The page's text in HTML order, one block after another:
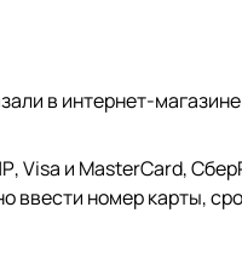
в интернет-
и MasterCard,
ввести номер карты,